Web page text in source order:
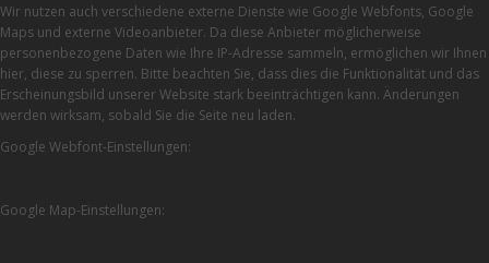
Wir nutzen auch verschiedene externe Dienste wie Google Webfonts, Google
Maps und externe Videoanbieter. Da diese Anbieter möglicherweise
personenbezogene Daten wie Ihre IP-Adresse sammeln, ermöglichen wir Ihnen
hier, diese zu sperren. Bitte beachten Sie, dass dies die Funktionalität und das
Erscheinungsbild unserer Website stark beeinträchtigen kann. Änderungen
werden wirksam, sobald Sie die Seite neu laden.
Google Webfont-Einstellungen:
Google Map-Einstellungen: